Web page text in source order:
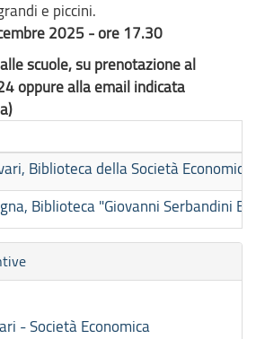
e piccini.
2025 - ore 17.30
scuole, su prenotazione al
oppure alla email indicata
Biblioteca della Società
Biblioteca "Giovanni Serbandini
- Società Economica